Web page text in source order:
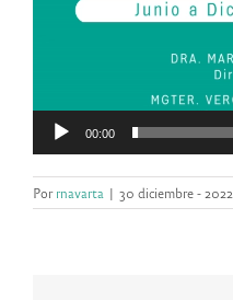
00:00
Porrnavarta | 30 diciembre - 2022